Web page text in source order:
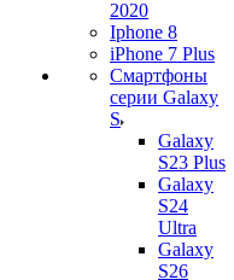
2020
Iphone 8
iPhone 7 Plus
Смартфоны
серии Galaxy
S
Galaxy
S23 Plus
Galaxy
S24
Ultra
Galaxy
S26